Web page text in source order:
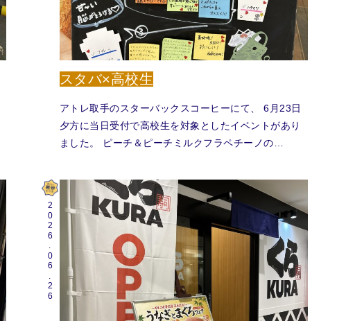
スタバ×高校生
アトレ取手のスターバックスコーヒーにて、 6月23日
夕方に当日受付で高校生を対象としたイベントがあり
ました。 ピーチ＆ピーチミルクフラペチーノの…
2026.06.26